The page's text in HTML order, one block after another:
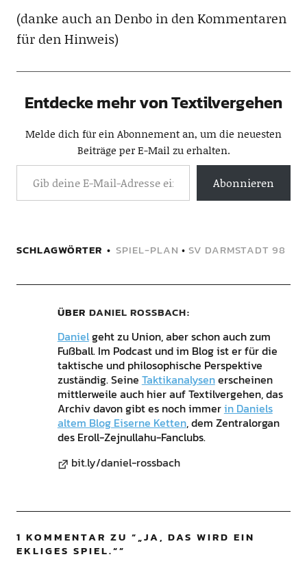
(danke auch an Denbo in den Kommentaren
für den Hinweis)
Entdecke mehr von Textilvergehen
Melde dich für ein Abonnement an, um die neuesten
Beiträge per E-Mail zu erhalten.
Abonnieren
SCHLAGWÖRTER SPIEL-PLAN • SV DARMSTADT 98
ÜBER DANIEL ROSSBACH
Danielgeht zu Union, aber schon auch zum
Fußball. Im Podcast und im Blog ist er für die
taktische und philosophische Perspektive
zuständig. Seine Taktikanalysenerscheinen
mittlerweile auch hier auf Textilvergehen, das
Archiv davon gibt es noch immerin Daniels
altem Blog Eiserne Ketten, dem Zentralorgan
des Eroll-Zejnullahu-Fanclubs.
bit.ly/daniel-rossbach
1 KOMMENTAR ZU “„JA, DAS WIRD EIN
EKLIGES SPIEL.“”